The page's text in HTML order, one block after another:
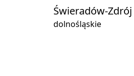
Świeradów-Zdrój
dolnośląskie